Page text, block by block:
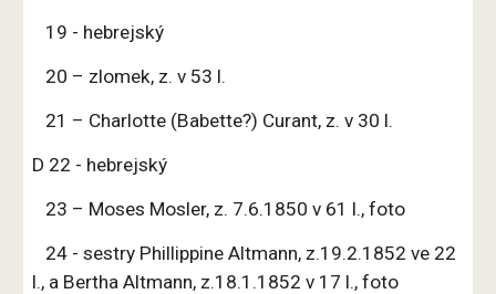
19 - hebrejský
20 – zlomek, z. v 53 l.
21 – Charlotte (Babette?) Curant, z. v 30 l.
D 22 - hebrejský
23 – Moses Mosler, z. 7.6.1850 v 61 l., foto
24 - sestry Phillippine Altmann, z.19.2.1852 ve 22
l., a Bertha Altmann, z.18.1.1852 v 17 l., foto